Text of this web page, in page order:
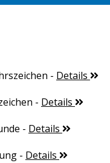
- Details
- Details
- Details
- Details